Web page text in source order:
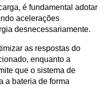
é fundamental adotar
acelerações
desnecessariamente.
as respostas do
enquanto a
que o sistema de
a bateria de forma